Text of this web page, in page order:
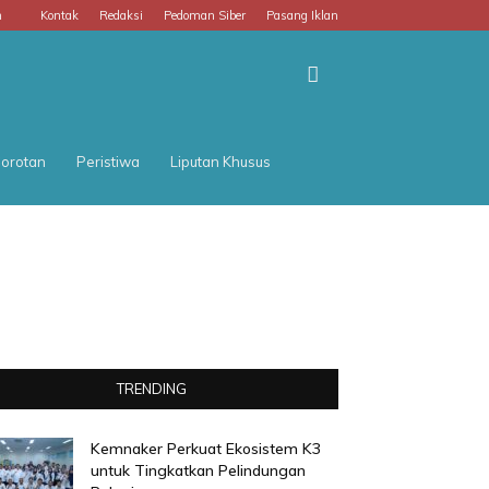
Kontak Redaksi Pedoman Siber Pasang Iklan
Peristiwa Liputan Khusus
TRENDING
Kemnaker Perkuat Ekosistem K3
untuk Tingkatkan Pelindungan